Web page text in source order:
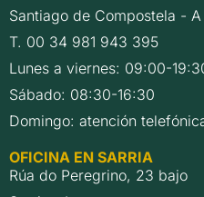
Santiago de Compostela -
T. 00 34 981 943 395
Lunes a viernes: 09:00-
Sábado: 08:30-16:30
Domingo: atención
OFICINA EN SARRIA
Rúa do Peregrino, 23 bajo